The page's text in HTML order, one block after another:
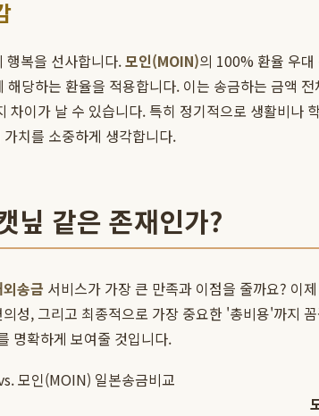
행복을 선사합니다.모인(MOIN)의 100% 환율 우대
당하는 환율을 적용합니다. 이는 송금하는 금액
차이가 날 수 있습니다. 특히 정기적으로 생활비나
치를 소중하게 생각합니다.
닢 같은 존재인가?
송금 서비스가 가장 큰 만족과 이점을 줄까요? 이
성, 그리고 최종적으로 가장 중요한 '총비용'까지
명확하게 보여줄 것입니다.
모인(MOIN) 일본송금비교